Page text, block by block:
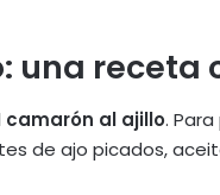
una receta
camarón al ajillo.
de ajo picados,